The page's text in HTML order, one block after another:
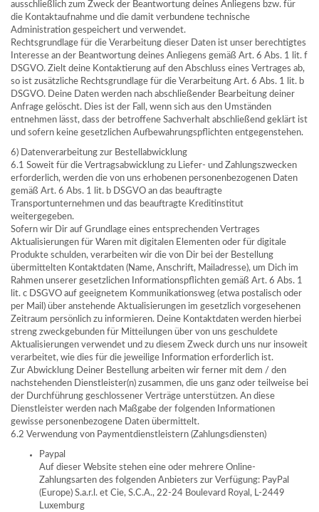
ausschließlich zum Zweck der Beantwortung deines Anliegens bzw. für
die Kontaktaufnahme und die damit verbundene technische
Administration gespeichert und verwendet.
Rechtsgrundlage für die Verarbeitung dieser Daten ist unser berechtigtes
Interesse an der Beantwortung deines Anliegens gemäß Art. 6 Abs. 1 lit. f
DSGVO. Zielt deine Kontaktierung auf den Abschluss eines Vertrages ab,
so ist zusätzliche Rechtsgrundlage für die Verarbeitung Art. 6 Abs. 1 lit. b
DSGVO. Deine Daten werden nach abschließender Bearbeitung deiner
Anfrage gelöscht. Dies ist der Fall, wenn sich aus den Umständen
entnehmen lässt, dass der betroffene Sachverhalt abschließend geklärt ist
und sofern keine gesetzlichen Aufbewahrungspflichten entgegenstehen.
6) Datenverarbeitung zur Bestellabwicklung
6.1 Soweit für die Vertragsabwicklung zu Liefer- und Zahlungszwecken
erforderlich, werden die von uns erhobenen personenbezogenen Daten
gemäß Art. 6 Abs. 1 lit. b DSGVO an das beauftragte
Transportunternehmen und das beauftragte Kreditinstitut
weitergegeben.
Sofern wir Dir auf Grundlage eines entsprechenden Vertrages
Aktualisierungen für Waren mit digitalen Elementen oder für digitale
Produkte schulden, verarbeiten wir die von Dir bei der Bestellung
übermittelten Kontaktdaten (Name, Anschrift, Mailadresse), um Dich im
Rahmen unserer gesetzlichen Informationspflichten gemäß Art. 6 Abs. 1
lit. c DSGVO auf geeignetem Kommunikationsweg (etwa postalisch oder
per Mail) über anstehende Aktualisierungen im gesetzlich vorgesehenen
Zeitraum persönlich zu informieren. Deine Kontaktdaten werden hierbei
streng zweckgebunden für Mitteilungen über von uns geschuldete
Aktualisierungen verwendet und zu diesem Zweck durch uns nur insoweit
verarbeitet, wie dies für die jeweilige Information erforderlich ist.
Zur Abwicklung Deiner Bestellung arbeiten wir ferner mit dem / den
nachstehenden Dienstleister(n) zusammen, die uns ganz oder teilweise bei
der Durchführung geschlossener Verträge unterstützen. An diese
Dienstleister werden nach Maßgabe der folgenden Informationen
gewisse personenbezogene Daten übermittelt.
6.2 Verwendung von Paymentdienstleistern (Zahlungsdiensten)
Paypal
Auf dieser Website stehen eine oder mehrere Online-
Zahlungsarten des folgenden Anbieters zur Verfügung: PayPal
(Europe) S.a.r.l. et Cie, S.C.A., 22-24 Boulevard Royal, L-2449
Luxemburg